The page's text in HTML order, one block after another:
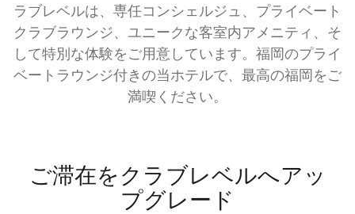
ラブレベルは、専任コンシェルジュ、プライベート
クラブラウンジ、ユニークな客室内アメニティ、そ
して特別な体験をご用意しています。福岡のプライ
ベートラウンジ付きの当ホテルで、最高の福岡をご
満喫ください。
ご滞在をクラブレベルへアッ
プグレード